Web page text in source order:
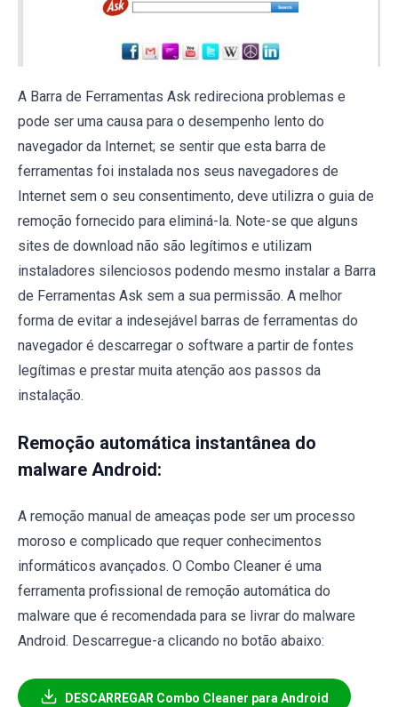
A Barra de Ferramentas Ask redireciona problemas e
pode ser uma causa para o desempenho lento do
navegador da Internet; se sentir que esta barra de
ferramentas foi instalada nos seus navegadores de
Internet sem o seu consentimento, deve utilizra o guia de
remoção fornecido para eliminá-la. Note-se que alguns
sites de download não são legítimos e utilizam
instaladores silenciosos podendo mesmo instalar a Barra
de Ferramentas Ask sem a sua permissão. A melhor
forma de evitar a indesejável barras de ferramentas do
navegador é descarregar o software a partir de fontes
legítimas e prestar muita atenção aos passos da
instalação.
Remoção automática instantânea do
malware Android:
A remoção manual de ameaças pode ser um processo
moroso e complicado que requer conhecimentos
informáticos avançados. O Combo Cleaner é uma
ferramenta profissional de remoção automática do
malware que é recomendada para se livrar do malware
Android. Descarregue-a clicando no botão abaixo:
DESCARREGAR Combo Cleaner para Android